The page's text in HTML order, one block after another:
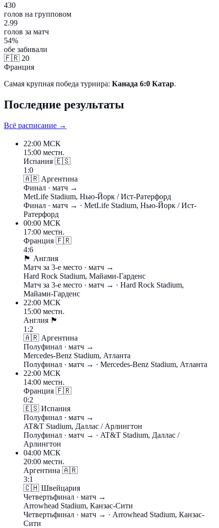
430
голов на групповом
2.99
голов за матч
54%
обе забивали
🇫🇷 20
Франция
Самая крупная победа турнира: Канада 6:0 Катар.
Последние результаты
Всё расписание →
22:00 МСК
15:00 местн.
Испания 🇪🇸
1:0
🇦🇷 Аргентина
Финал · матч →
MetLife Stadium, Нью-Йорк / Ист-Ратерфорд
Финал · матч → · MetLife Stadium, Нью-Йорк / Ист-
Ратерфорд
00:00 МСК
17:00 местн.
Франция 🇫🇷
4:6
🏴󠁧󠁢󠁥󠁮󠁧󠁿 Англия
Матч за 3-е место · матч →
Hard Rock Stadium, Майами-Гарденс
Матч за 3-е место · матч → · Hard Rock Stadium,
Майами-Гарденс
22:00 МСК
15:00 местн.
Англия 🏴󠁧󠁢󠁥󠁮󠁧󠁿
1:2
🇦🇷 Аргентина
Полуфинал · матч →
Mercedes-Benz Stadium, Атланта
Полуфинал · матч → · Mercedes-Benz Stadium, Атланта
22:00 МСК
14:00 местн.
Франция 🇫🇷
0:2
🇪🇸 Испания
Полуфинал · матч →
AT&T Stadium, Даллас / Арлингтон
Полуфинал · матч → · AT&T Stadium, Даллас /
Арлингтон
04:00 МСК
20:00 местн.
Аргентина 🇦🇷
3:1
🇨🇭 Швейцария
Четвертьфинал · матч →
Arrowhead Stadium, Канзас-Сити
Четвертьфинал · матч → · Arrowhead Stadium, Канзас-
Сити